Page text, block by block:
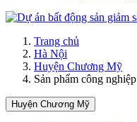
Trang chủ
Hà Nội
Huyện Chương Mỹ
Sản phẩm công nghiệp
Huyện Chương Mỹ